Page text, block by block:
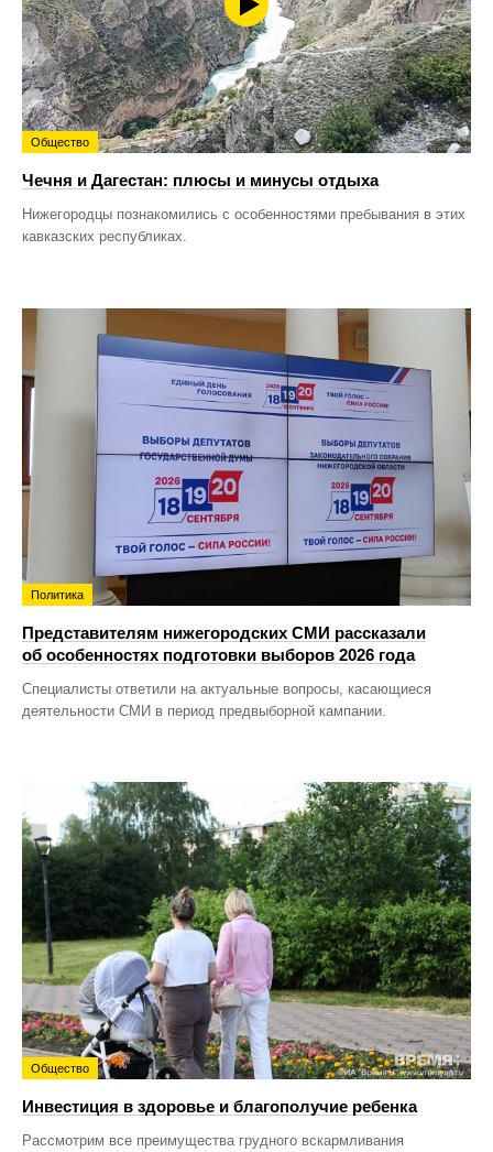
Общество
Чечня и Дагестан: плюсы и минусы отдыха
Нижегородцы познакомились с особенностями пребывания в этих
кавказских республиках.
Политика
Представителям нижегородских СМИ рассказали
об особенностях подготовки выборов 2026 года
Специалисты ответили на актуальные вопросы, касающиеся
деятельности СМИ в период предвыборной кампании.
Общество
Инвестиция в здоровье и благополучие ребенка
Рассмотрим все преимущества грудного вскармливания